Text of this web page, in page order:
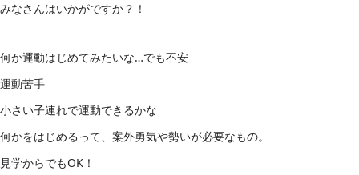
みなさんはいかがですか？！
何か運動はじめてみたいな…でも不安
運動苦手
小さい子連れで運動できるかな
何かをはじめるって、案外勇気や勢いが必要なもの。
見学からでもOK！